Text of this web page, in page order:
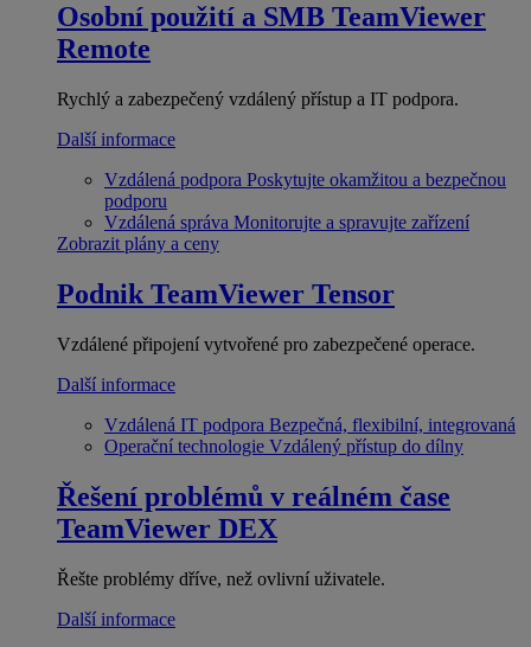
Osobní použití a SMB TeamViewer
Remote
Rychlý a zabezpečený vzdálený přístup a IT podpora.
Další informace
Vzdálená podpora Poskytujte okamžitou a bezpečnou
podporu
Vzdálená správa Monitorujte a spravujte zařízení
Zobrazit plány a ceny
Podnik TeamViewer Tensor
Vzdálené připojení vytvořené pro zabezpečené operace.
Další informace
Vzdálená IT podpora Bezpečná, flexibilní, integrovaná
Operační technologie Vzdálený přístup do dílny
Řešení problémů v reálném čase
TeamViewer DEX
Řešte problémy dříve, než ovlivní uživatele.
Další informace